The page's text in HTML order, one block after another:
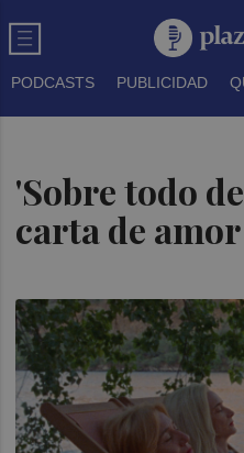
PODCASTS PUBLICIDAD
'Sobre todo
carta de